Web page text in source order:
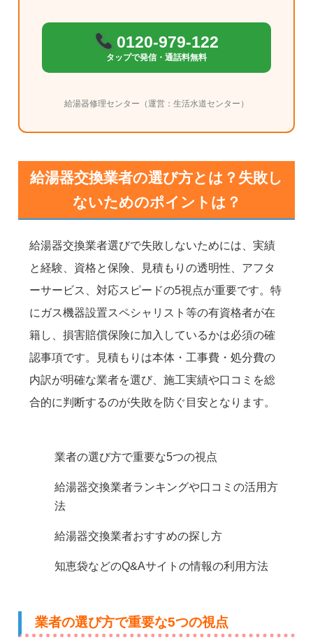
0120-979-122
タップで発信・通話料無料
給湯器修理センター（運営：生活水道センター）
給湯器交換業者の選び方とは？失敗し
ないためのポイントは？
給湯器交換業者選びで失敗しないためには、実績
と経験、資格と保険、見積もりの透明性、アフタ
ーサービス、対応スピードの5視点が重要です。特
にガス機器設置スペシャリスト等の有資格者が在
籍し、損害賠償保険に加入しているかは必須の確
認事項です。見積もりは本体・工事費・処分費の
内訳が明確な業者を選び、施工実績や口コミを総
合的に判断するのが失敗を防ぐ目安となります。
業者の選び方で重要な5つの視点
給湯器交換業者ランキングや口コミの活用方
法
給湯器交換業者おすすめの探し方
知恵袋などのQ&Aサイトの情報の利用方法
業者の選び方で重要な5つの視点